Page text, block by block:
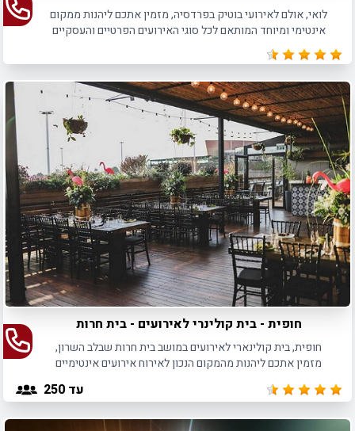
לואי, אולם לאירועי בוטיק בפרדסיה, מזמין אתכם ליהנות ממקום
אינטימי ומיוחד המותאם לכל סוגי האירועים הפרטיים והעסקיים
כאחד, עד 160 איש בישיבה ו- 250 איש באירועי קוקטייל.
חופית - בית קולינרי לאירועים - בית חרות
חופית, בית קולינארי לאירועים במושב בית חרות שבלב השרון,
מזמין אתכם ליהנות מהמקום הנכון לאירוח אירועים אינטימיים
עד 250